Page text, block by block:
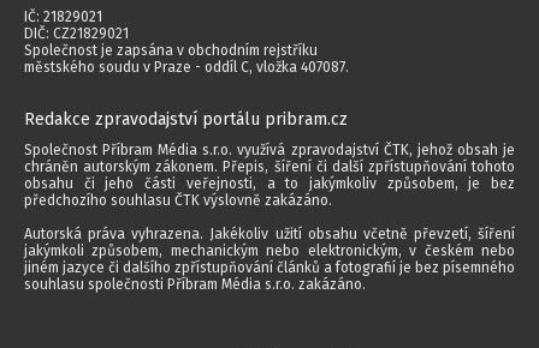
IČ: 21829021
DIČ: CZ21829021
Společnost je zapsána v obchodním rejstříku
městského soudu v Praze - oddíl C, vložka 407087.
Redakce zpravodajství portálu pribram.cz
Společnost Příbram Média s.r.o. využívá zpravodajství ČTK, jehož obsah je
chráněn autorským zákonem. Přepis, šíření či další zpřístupňování tohoto
obsahu či jeho části veřejnosti, a to jakýmkoliv způsobem, je bez
předchozího souhlasu ČTK výslovně zakázáno.
Autorská práva vyhrazena. Jakékoliv užití obsahu včetně převzetí, šíření
jakýmkoli způsobem, mechanickým nebo elektronickým, v českém nebo
jiném jazyce či dalšího zpřístupňování článků a fotografií je bez písemného
souhlasu společnosti Příbram Média s.r.o. zakázáno.